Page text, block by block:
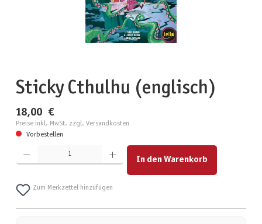
Sticky Cthulhu (englisch)
18,00 €
Preise inkl. MwSt. zzgl. Versandkosten
Vorbestellen
Produkt Anzahl: Gib den gewünschten Wert ein oder benutze die Schaltflächen um die Anzahl zu
In den Warenkorb
Zum Merkzettel hinzufügen